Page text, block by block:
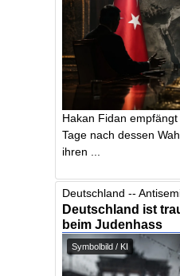
Hakan Fidan
Tage nach dessen
ihren ...
Deutschland --
Deutschland ist
beim Judenhass
Symbolbild / KI